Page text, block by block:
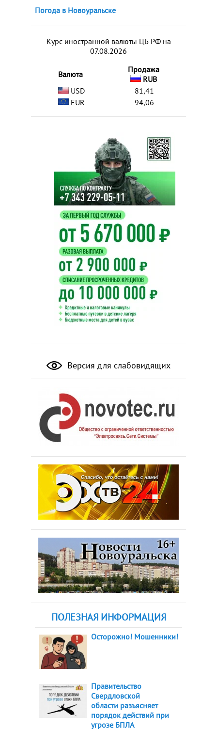
Погода в Новоуральске
Курс иностранной валюты ЦБ РФ на
07.08.2026
Валюта
Продажа
RUB
USD
81,41
EUR
94,06
Версия для слабовидящих
ПОЛЕЗНАЯ ИНФОРМАЦИЯ
Осторожно! Мошенники!
Правительство
Свердловской
области разъясняет
порядок действий при
угрозе БПЛА